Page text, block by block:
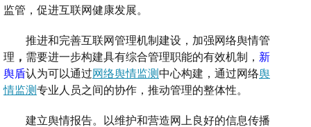
监管，促进互联网健康发展。
推进和完善互联网管理机制建设 ， 加强网络舆情管
理 ， 需要进一步构建具有综合管理职能的有效机制， 新
舆盾认为可以通过网络舆情监测中心构建，通过网络舆
情监测专业人员之间的协作 ，推动管理的整体性。
建立舆情报告。以维护和营造网上良好的信息传播